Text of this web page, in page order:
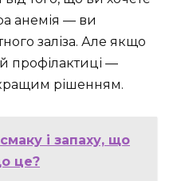
анемія — ви
заліза. Але якщо
профілактиці —
рішенням.
і запаху, що
це?